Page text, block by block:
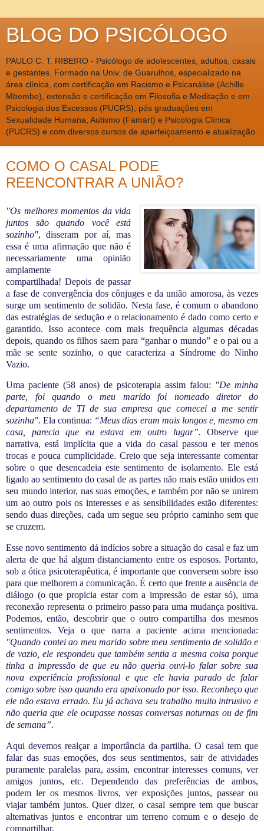
BLOG DO PSICÓLOGO
PAULO C. T. RIBEIRO - Psicólogo de adolescentes, adultos, casais
e gestantes. Formado na Univ. de Guarulhos, especializado na
área clínica, com certificação em Racismo e Psicanálise (Achille
Mbembe), extensão e certificação em Filosofia e Meditação e em
Psicologia dos Excessos (PUCRS), pós graduações em
Sexualidade Humana, Autismo (Famart) e Psicologia Clínica
(PUCRS) e com diversos cursos de aperfeiçoamento e atualização.
COMO O CASAL PODE
REENCONTRAR A UNIÃO?
"Os melhores momentos da vida
juntos são quando você está
sozinho", disseram por aí, mas
essa é uma afirmação que não é
necessariamente uma opinião
amplamente
compartilhada! Depois de passar
a fase de convergência dos cônjuges e da união amorosa, às vezes
surgeum sentimento de solidão. Nesta fase, é comum o abandono
das estratégias de sedução e o relacionamento é dado como certo e
garantido. Isso acontece com mais frequência algumas décadas
depois, quando os filhos saem para “ganhar o mundo” e o pai ou a
mãe se sente sozinho, o que caracteriza a Síndrome do Ninho
Vazio.
Uma paciente (58 anos) de psicoterapia assim falou: "De minha
parte, foi quando o meu marido foi nomeado diretor do
departamento de TI de sua empresa que comecei a me sentir
sozinha". Ela continua: “Meus dias eram mais longos e, mesmo em
casa, parecia que eu estava em outro lugar”. Observe que
narrativa, está implícita que a vida do casal passou e ter menos
trocas e pouca cumplicidade. Creio que seja interessante comentar
sobre o que desencadeia este sentimento de isolamento. Ele está
ligado aosentimento do casal de as partes não mais estão unidos em
seu mundo interior, nas suas emoções, e também por não se unirem
um ao outro pois os interesses e as sensibilidades estão diferentes:
sendo duas direções, cada um segue seu próprio caminho sem que
se cruzem.
Esse novo sentimento dá indícios sobre a situação do casal e faz um
alerta de que há algumdistanciamento entre os esposos. Portanto,
sob a ótica psicoterapêutica, é importante que conversemsobre isso
para que melhorem acomunicação. É certo que frente a ausência de
diálogo (o que propicia estar com a impressão de estar só), uma
reconexão representa o primeiro passo para uma mudança positiva.
Podemos, então, descobrir que o outrocompartilha dos mesmos
sentimentos. Veja o que narra a paciente acima mencionada:
"Quando contei ao meu marido sobre meu sentimento de solidão e
de vazio, ele respondeu que tambémsentia a mesma coisa porque
tinha a impressão de que eu não queria ouvi-lo falar sobre sua
nova experiência profissional e que ele havia parado de falar
comigo sobre isso quando era apaixonado por isso. Reconheço que
ele não estava errado. Eu já achava seu trabalho muito intrusivo e
não queria que ele ocupasse nossas conversas noturnas ou de fim
de semana”.
Aqui devemos realçar a importância da partilha. O casal tem que
falar das suas emoções, dos seus sentimentos, sair de atividades
puramente paralelas para, assim, encontrar interesses comuns, ver
amigos juntos, etc. Dependendo das preferências de ambos,
podem ler os mesmos livros, ver exposições juntos, passear ou
viajar também juntos. Quer dizer, o casal sempre tem que buscar
alternativas juntos e encontrar um terreno comum e o desejo de
compartilhar.